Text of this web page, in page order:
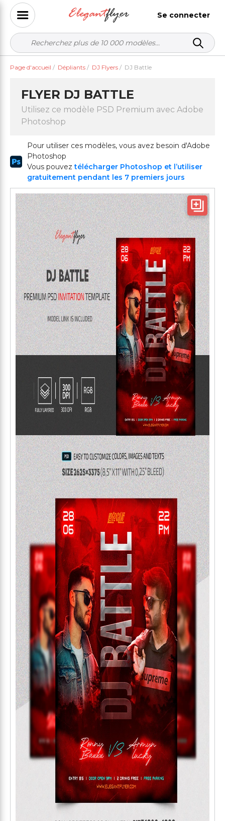
Se connecter
Page d'accueil / Dépliants / DJ Flyers / DJ Battle
FLYER DJ BATTLE
Utilisez ce modèle PSD Premium avec Adobe
Photoshop
Pour utiliser ces modèles, vous avez besoin d'Adobe
Photoshop
Vous pouveztélécharger Photoshop et l’utiliser
gratuitement pendant les 7 premiers jours